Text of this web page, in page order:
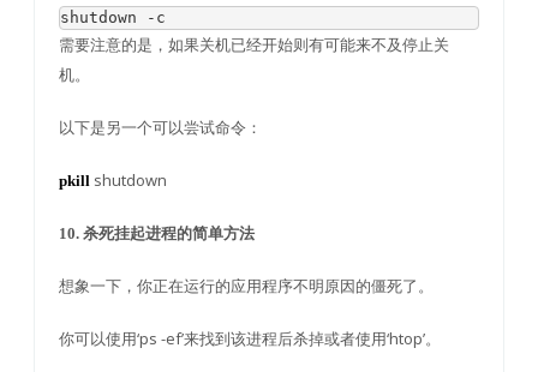
shutdown - c
需要注意的是，如果关机已经开始则有可能来不及停止关
机。
以下是另一个可以尝试命令：
pkill shutdown
10. 杀死挂起进程的简单方法
想象一下，你正在运行的应用程序不明原因的僵死了。
你可以使用‘ps -ef’来找到该进程后杀掉或者使用‘htop’。